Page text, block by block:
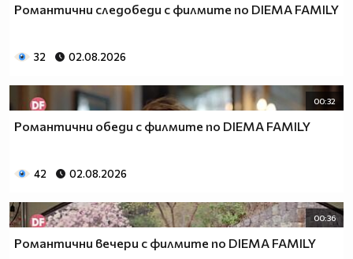
Романтични следобеди с филмите по DIEMA FAMILY
32 02.08.2026
00:32
Романтични обеди с филмите по DIEMA FAMILY
42 02.08.2026
00:36
Романтични вечери с филмите по DIEMA FAMILY